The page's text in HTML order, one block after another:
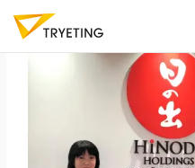
ノーコード予測AI・
トピッ